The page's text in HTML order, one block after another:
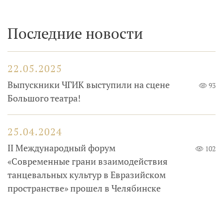
Последние новости
22.05.2025
Выпускники ЧГИК выступили на сцене
Большого театра!
93
25.04.2024
II Международный форум
«Современные грани взаимодействия
танцевальных культур в Евразийском
пространстве» прошел в Челябинске
102